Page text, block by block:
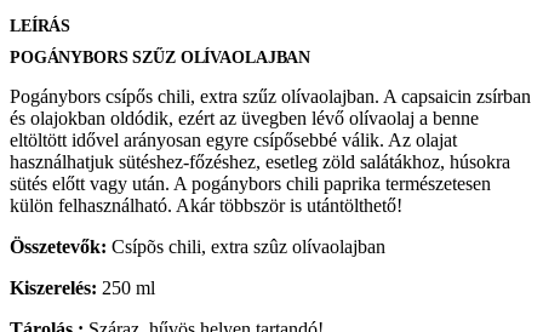
LEÍRÁS
POGÁNYBORS SZŰZ OLÍVAOLAJBAN
Pogánybors csípős chili, extra szűz olívaolajban. A capsaicin zsírban
és olajokban oldódik, ezért az üvegben lévő olívaolaj a benne
eltöltött idővel arányosan egyre csípősebbé válik. Az olajat
használhatjuk sütéshez-főzéshez, esetleg zöld salátákhoz, húsokra
sütés előtt vagy után. A pogánybors chili paprika természetesen
külön felhasználható. Akár többször is utántölthető!
Összetevők: Csípõs chili, extra szûz olívaolajban
Kiszerelés: 250 ml